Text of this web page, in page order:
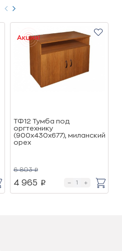
ТФ12 Тумба под
оргтехнику
(900х430х677), миланский
орех
6 803 p
4 965 p